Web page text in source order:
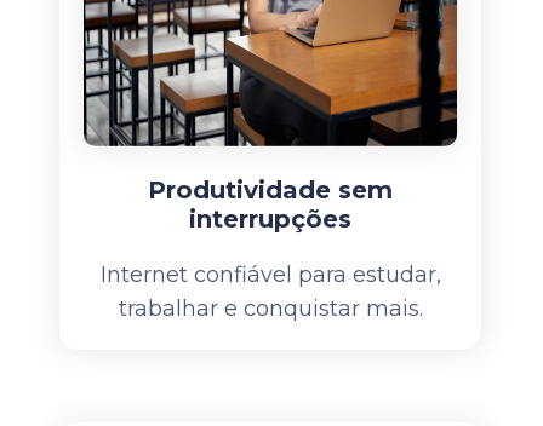
Produtividade sem
interrupções
Internet confiável para estudar,
trabalhar e conquistar mais.